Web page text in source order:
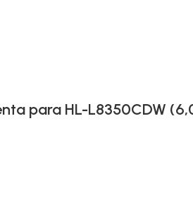
para HL-L8350CDW